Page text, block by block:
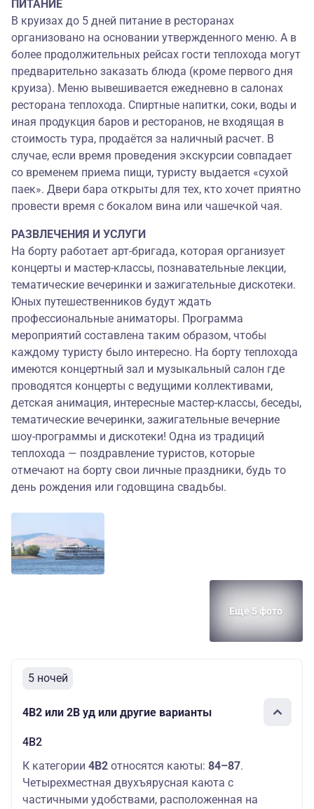
ПИТАНИЕ
В круизах до 5 дней питание в ресторанах
организовано на основании утвержденного меню. А в
более продолжительных рейсах гости теплохода могут
предварительно заказать блюда (кроме первого дня
круиза). Меню вывешивается ежедневно в салонах
ресторана теплохода. Спиртные напитки, соки, воды и
иная продукция баров и ресторанов, не входящая в
стоимость тура, продаётся за наличный расчет. В
случае, если время проведения экскурсии совпадает
со временем приема пищи, туристу выдается «сухой
паек». Двери бара открыты для тех, кто хочет приятно
провести время с бокалом вина или чашечкой чая.
РАЗВЛЕЧЕНИЯ И УСЛУГИ
На борту работает арт-бригада, которая организует
концерты и мастер-классы, познавательные лекции,
тематические вечеринки и зажигательные дискотеки.
Юных путешественников будут ждать
профессиональные аниматоры. Программа
мероприятий составлена таким образом, чтобы
каждому туристу было интересно. На борту теплохода
имеются концертный зал и музыкальный салон где
проводятся концерты с ведущими коллективами,
детская анимация, интересные мастер-классы, беседы,
тематические вечеринки, зажигательные вечерние
шоу-программы и дискотеки! Одна из традиций
теплохода — поздравление туристов, которые
отмечают на борту свои личные праздники, будь то
день рождения или годовщина свадьбы.
Еще 5 фото
5 ночей
4В2 или 2В уд или другие варианты
4В2
К категории 4В2 относятся каюты: 84–87.
Четырехместная двухъярусная каюта с
частичными удобствами, расположенная на